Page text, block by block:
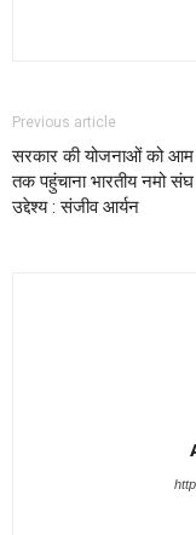
Previous article
सरकार की योजनाओं को
तक पहुंचाना भारतीय नमो
उद्देश्य : संजीव आर्यन